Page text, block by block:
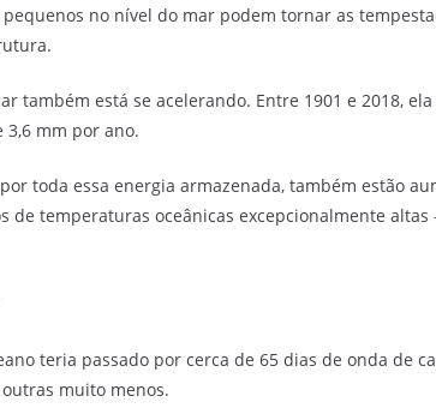
no nível do mar podem tornar as
também está se acelerando. Entre 1901 e 2018,
3,6 mm por ano.
toda essa energia armazenada, também estão
de temperaturas oceânicas excepcionalmente
teria passado por cerca de 65 dias de onda de
muito menos.